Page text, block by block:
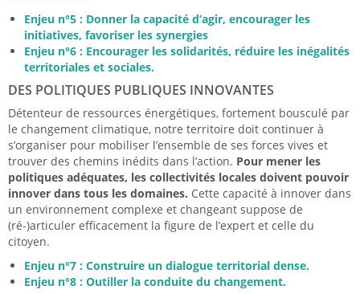
Enjeu n°5 : Donner la capacité d’agir, encourager les
initiatives, favoriser les synergies
Enjeu n°6 : Encourager les solidarités, réduire les inégalités
territoriales et sociales.
DES POLITIQUES PUBLIQUES INNOVANTES
Détenteur de ressources énergétiques, fortement bousculé par
le changement climatique, notre territoire doit continuer à
s’organiser pour mobiliser l’ensemble de ses forces vives et
trouver des chemins inédits dans l’action. Pour mener les
politiques adéquates, les collectivités locales doivent pouvoir
innover dans tous les domaines. Cette capacité à innover dans
un environnement complexe et changeant suppose de
(ré-)articuler efficacement la figure de l’expert et celle du
citoyen.
Enjeu n°7 : Construire un dialogue territorial dense.
Enjeu n°8 : Outiller la conduite du changement.